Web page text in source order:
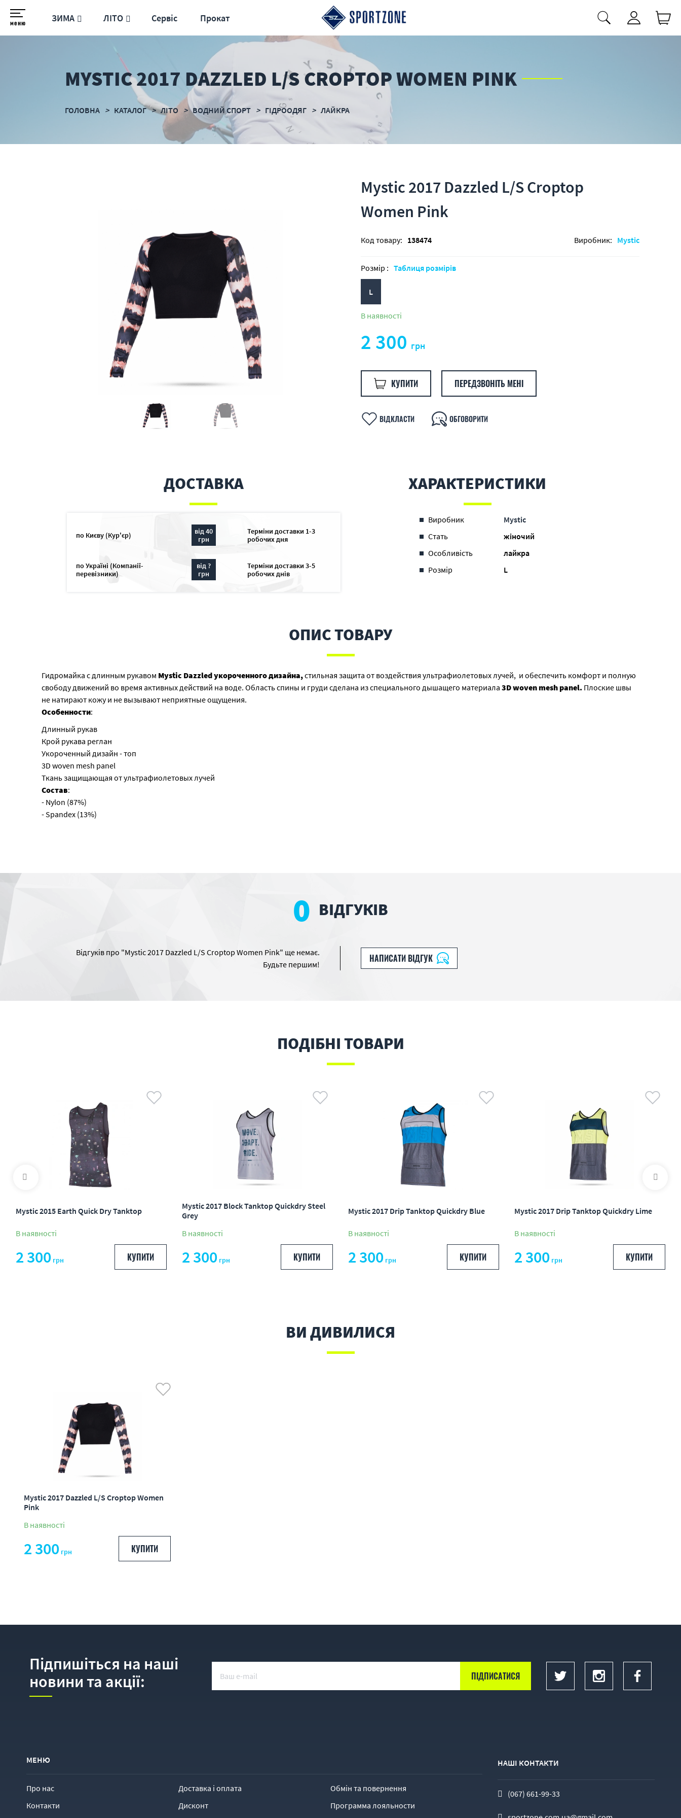
меню ЗИМА ЛІТО Сервіс Прокат
MYSTIC 2017 DAZZLED L/S CROPTOP WOMEN PINK
ГОЛОВНА КАТАЛОГ ЛІТО ВОДНИЙ СПОРТ ГІДРООДЯГ ЛАЙКРА
Mystic 2017 Dazzled L/S Croptop
Women Pink
Код товару: 138474 Виробник: Mystic
Розмір : Таблиця розмірів
L
В наявності
2 300 грн
КУПИТИ ПЕРЕДЗВОНІТЬ МЕНІ
ВІДКЛАСТИ ОБГОВОРИТИ
ДОСТАВКА
по Києву (Кур'єр)
від 40
грн
Терміни доставки 1-3
робочих дня
по Україні (Компанії-
перевізники)
від ?
грн
Терміни доставки 3-5
робочих днів
ХАРАКТЕРИСТИКИ
Виробник
Mystic
Стать
жіночий
Особливість
лайкра
Розмір
L
ОПИС ТОВАРУ
Гидромайка с длинным рукавом Mystic Dazzled укороченного дизайна,стильная защита от воздействия ультрафиолетовых лучей, и обеспечить комфорт и полную
свободу движений во время активных действий на воде. Область спины и груди сделана из специального дышащего материала 3D woven mesh panel. Плоские швы
не натирают кожу и не вызывают неприятные ощущения.
Особенности:
Длинный рукав
Крой рукава реглан
Укороченный дизайн - топ
3D woven mesh panel
Ткань защищающая от ультрафиолетовых лучей
Состав:
- Nylon (87%)
- Spandex (13%)
0 ВІДГУКІВ
Відгуків про "Mystic 2017 Dazzled L/S Croptop Women Pink" ще немає.
Будьте першим!
НАПИСАТИ ВІДГУК
ПОДІБНІ ТОВАРИ
Mystic 2015 Earth Quick Dry Tanktop
В наявності
2 300 грн КУПИТИ
Mystic 2017 Block Tanktop Quickdry Steel
Grey
В наявності
2 300 грн КУПИТИ
Mystic 2017 Drip Tanktop Quickdry Blue
В наявності
2 300 грн КУПИТИ
Mystic 2017 Drip Tanktop Quickdry Lime
В наявності
2 300 грн КУПИТИ
ВИ ДИВИЛИСЯ
Mystic 2017 Dazzled L/S Croptop Women
Pink
В наявності
2 300 грн КУПИТИ
Підпишіться на наші
новини та акції:
МЕНЮ
Про нас Доставка і оплата
Обмін та повернення
Контакти
Дисконт
Программа лояльности
НАШІ КОНТАКТИ
(067) 661-99-33